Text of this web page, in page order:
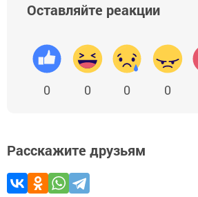
Оставляйте реакции
0 0 0 0
Расскажите друзьям